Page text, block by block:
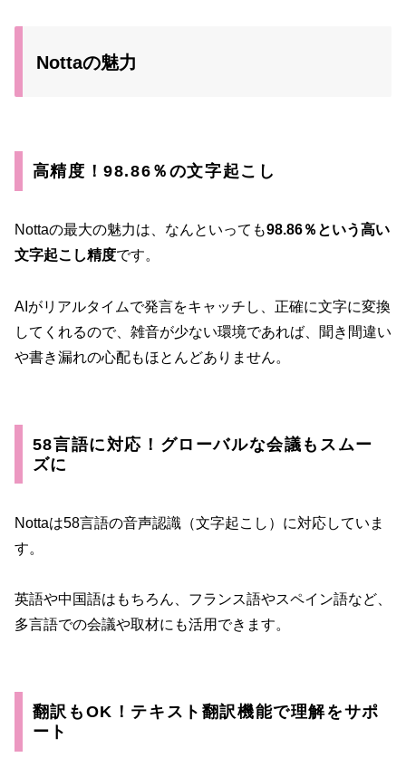
Nottaの魅力
高精度！98.86％の文字起こし
Nottaの最大の魅力は、なんといっても98.86％という高い
文字起こし精度です。
AIがリアルタイムで発言をキャッチし、正確に文字に変換
してくれるので、雑音が少ない環境であれば、聞き間違い
や書き漏れの心配もほとんどありません。
58言語に対応！グローバルな会議もスムー
ズに
Nottaは58言語の音声認識（文字起こし）に対応していま
す。
英語や中国語はもちろん、フランス語やスペイン語など、
多言語での会議や取材にも活用できます。
翻訳もOK！テキスト翻訳機能で理解をサポ
ート